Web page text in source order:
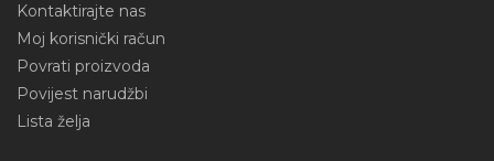
Kontaktirajte nas
Moj korisnički račun
Povrati proizvoda
Povijest narudžbi
Lista želja